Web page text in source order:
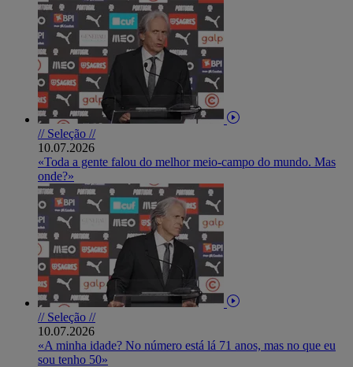
// Seleção //
10.07.2026
«Toda a gente falou do melhor meio-campo do mundo. Mas
onde?»
// Seleção //
10.07.2026
«A minha idade? No número está lá 71 anos, mas no que eu
sou tenho 50»